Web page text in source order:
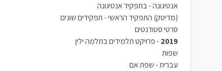
אנטיגונה - בתפקיד אנטיגונה
(מדיטק) התפקיד הראשי - תפקידים שונים
סרטי סטודנטים
2019- פרויקט תלמידים בתלמה ילין
שפות
עברית - שפת אם